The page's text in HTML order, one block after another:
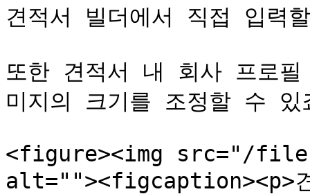
견적서 빌더에서 직접 입력
또한 견적서 내 회사 프로
미지의 크기를 조정할 수
<figure><img src="/files/
alt=""><figcaption><p>